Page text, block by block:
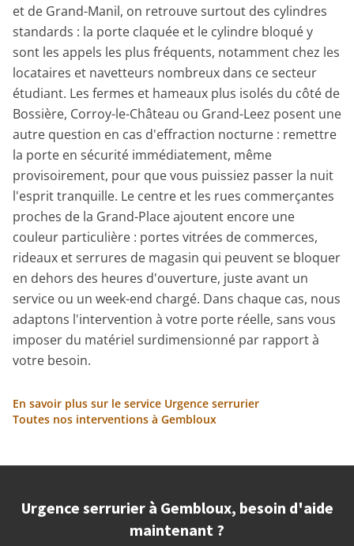
et de Grand-Manil, on retrouve surtout des cylindres
standards : la porte claquée et le cylindre bloqué y
sont les appels les plus fréquents, notamment chez les
locataires et navetteurs nombreux dans ce secteur
étudiant. Les fermes et hameaux plus isolés du côté de
Bossière, Corroy-le-Château ou Grand-Leez posent une
autre question en cas d'effraction nocturne : remettre
la porte en sécurité immédiatement, même
provisoirement, pour que vous puissiez passer la nuit
l'esprit tranquille. Le centre et les rues commerçantes
proches de la Grand-Place ajoutent encore une
couleur particulière : portes vitrées de commerces,
rideaux et serrures de magasin qui peuvent se bloquer
en dehors des heures d'ouverture, juste avant un
service ou un week-end chargé. Dans chaque cas, nous
adaptons l'intervention à votre porte réelle, sans vous
imposer du matériel surdimensionné par rapport à
votre besoin.
En savoir plus sur le service Urgence serrurier
Toutes nos interventions à Gembloux
Urgence serrurier à Gembloux, besoin d'aide
maintenant ?